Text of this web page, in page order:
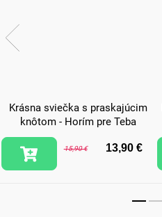
Krásna sviečka s praskajúcim
knôtom - Horím pre Teba
15,90 € 13,90 €